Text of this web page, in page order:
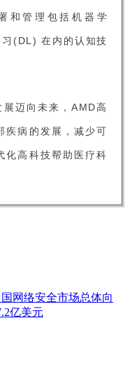
和管理包括机器学
(DL) 在内的认知技
迈向未来，AMD高
疾病的发展，减少可
化高科技帮助医疗科
网络安全市场总体向
亿美元